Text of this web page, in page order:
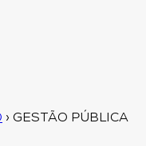
› GESTÃO PÚBLICA